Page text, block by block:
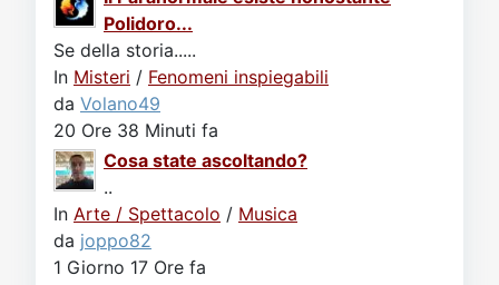
Polidoro...
Se della storia.....
In Misteri / Fenomeni inspiegabili
da Volano49
20 Ore 38 Minuti fa
Cosa state ascoltando?
..
In Arte / Spettacolo / Musica
da joppo82
1 Giorno 17 Ore fa